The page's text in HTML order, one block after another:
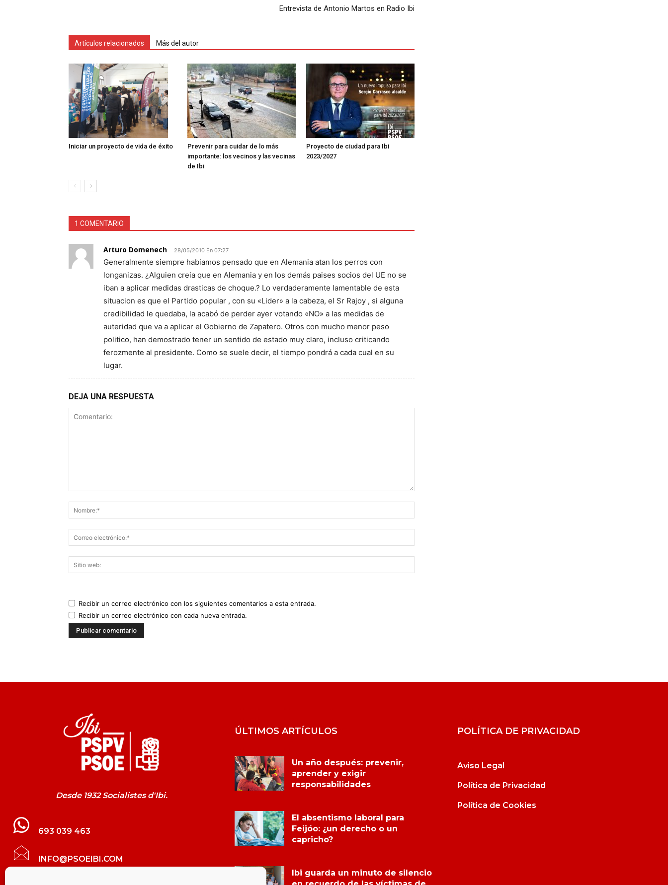
Entrevista de Antonio Martos en Radio Ibi
Artículos relacionados Más del autor
Iniciar un proyecto de vida de éxito
Prevenir para cuidar de lo más
importante: los vecinos y las vecinas
de Ibi
Proyecto de ciudad para Ibi
2023/2027
1 COMENTARIO
Arturo Domenech 28/05/2010 En 07:27
Generalmente siempre habiamos pensado que en Alemania atan los perros con
longanizas. ¿Alguien creia que en Alemania y en los demás paises socios del UE no se
iban a aplicar medidas drasticas de choque.? Lo verdaderamente lamentable de esta
situacion es que el Partido popular , con su «Lider» a la cabeza, el Sr Rajoy , si alguna
credibilidad le quedaba, la acabó de perder ayer votando «NO» a las medidas de
auteridad que va a aplicar el Gobierno de Zapatero. Otros con mucho menor peso
politico, han demostrado tener un sentido de estado muy claro, incluso criticando
ferozmente al presidente. Como se suele decir, el tiempo pondrá a cada cual en su
lugar.
DEJA UNA RESPUESTA
Recibir un correo electrónico con los siguientes comentarios a esta entrada.
Recibir un correo electrónico con cada nueva entrada.
Desde 1932 Socialistes d'Ibi.
693 039 463
INFO@PSOEIBI.COM
ÚLTIMOS ARTÍCULOS
Un año después: prevenir,
aprender y exigir
responsabilidades
El absentismo laboral para
Feijóo: ¿un derecho o un
capricho?
Ibi guarda un minuto de silencio
POLÍTICA DE PRIVACIDAD
Aviso Legal
Política de Privacidad
Política de Cookies